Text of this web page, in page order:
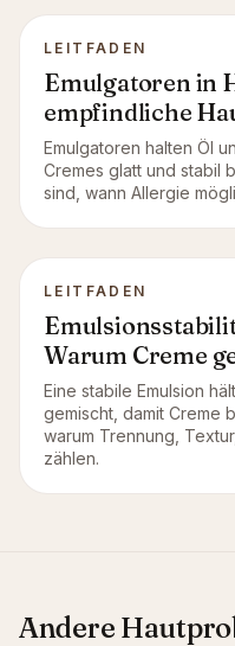
LEITFADEN
Emulgatoren in
empfindliche
Emulgatoren halten Öl
Cremes glatt und stabil
sind, wann Allergie
LEITFADEN
Warum Creme
Eine stabile Emulsion
gemischt, damit Creme
warum Trennung,
zählen.
Andere